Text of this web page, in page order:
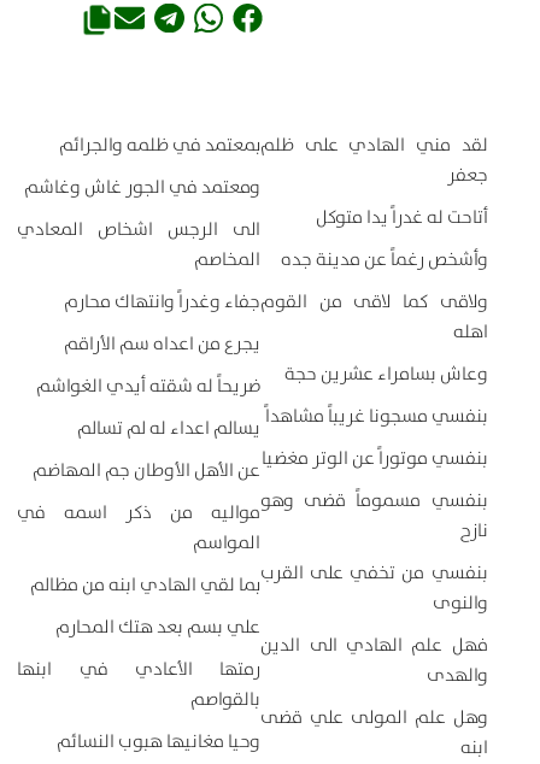
بمعتمد في ظلمه والجرائم
ومعتمد في الجور غاش وغاشم
الى الرجس اشخاص المعادي
المخاصم
جفاء وغدراً وانتهاك محارم
يجرع من اعداه سم الأراقم
ضريحاً له شقته أيدي الغواشم
يسالم اعداء له لم تسالم
عن الأهل الأوطان جم المهاضم
مواليه من ذكر اسمه في
المواسم
بما لقي الهادي ابنه من مظالم
علي بسم بعد هتك المحارم
رمتها الأعادي في ابنها
بالقواصم
وحيا مغانيها هبوب النسائم
لقد مني الهادي على ظلم
جعفر
أتاحت له غدراً يدا متوكل
وأشخص رغماً عن مدينة جده
ولاقى كما لاقى من القوم
اهله
وعاش بسامراء عشرين حجة
بنفسي مسجونا غريباً مشاهداً
بنفسي موتوراً عن الوتر مغضيا
بنفسي مسموماً قضى وهو
نازح
بنفسي من تخفي على القرب
والنوى
فهل علم الهادي الى الدين
والهدى
وهل علم المولى علي قضى
ابنه